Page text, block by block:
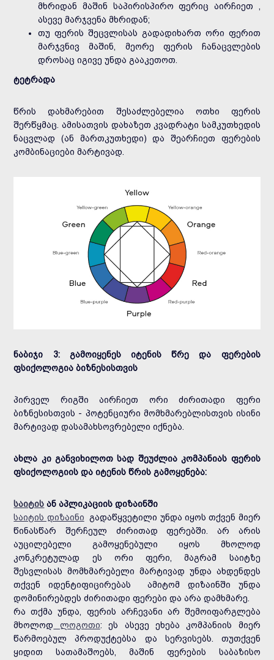
მხრიდან მაშინ საპირისპირო ფერიც აირჩიეთ ,
ასევე მარჯვენა მხრიდან;
თუ ფერის შეცვლისას გადადიხართ ორი ფერით
მარჯვნივ მაშინ, მეორე ფერის ჩანაცვლების
დროსაც იგივე უნდა გააკეთოთ.
ტეტრადა
წრის დახმარებით შესაძლებელია ოთხი ფერის
შერწყმაც. ამისათვის დახაზეთ კვადრატი სამკუთხედის
ნაცვლად (ან მართკუთხედი) და შეარჩიეთ ფერების
კომბინაციები მარტივად.
ნაბიჯი 3: გამოიყენეს იტენის წრე და ფერების
ფსიქოლოგია ბიზნესისთვის
პირველ რიგში აირჩიეთ ორი ძირითადი ფერი
ბიზნესისთვის - პოტენციური მომხმარებლისთვის ისინი
მარტივად დასამახსოვრებელი იქნება.
ახლა კი განვიხილოთ სად შეუძლია კომპანიას ფერის
ფსიქოლოგიის და იტენის წრის გამოყენება:
საიტის ან აპლიკაციის დიზაინში
საიტის დიზაინი გადაწყვეტილი უნდა იყოს თქვენ მიერ
წინასწარ შერჩეულ ძირითად ფერებში. არ არის
აუცილებელი გამოყენებული იყოს მხოლოდ
კონკრეტულად ეს ორი ფერი, მაგრამ საიტზე
შესვლისას მომხმარებელი მარტივად უნდა ახდენდეს
თქვენ იდენტიფიცირებას ამიტომ დიზაინში უნდა
დომინირებდეს ძირითადი ფერები და არა დამხმარე.
რა თქმა უნდა, ფერის არჩევანი არ შემოიფარგლება
მხოლოდ ლოგოთი: ეს ასევე ეხება კომპანიის მიერ
წარმოებულ პროდუქტებსა და სერვისებს. თუთქვენ
ყიდით სათამაშოებს, მაშინ ფერების საბაზისო